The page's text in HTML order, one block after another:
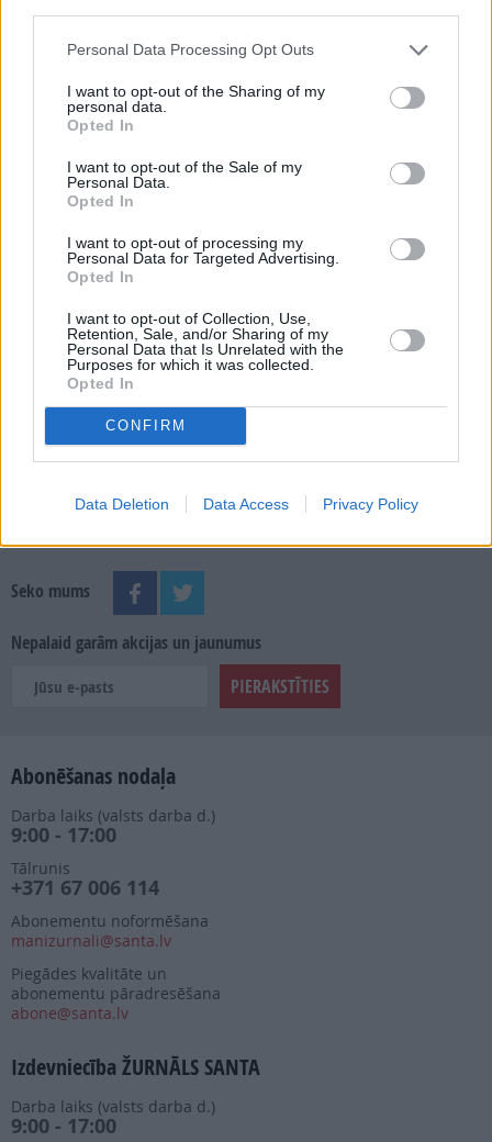
Personal Data Processing Opt Outs
I want to opt-out of the Sharing of my
personal data.
Opted In
I want to opt-out of the Sale of my
Personal Data.
Opted In
I want to opt-out of processing my
Personal Data for Targeted Advertising.
Opted In
I want to opt-out of Collection, Use,
Retention, Sale, and/or Sharing of my
Personal Data that Is Unrelated with the
Purposes for which it was collected.
Opted In
CONFIRM
Data Deletion Data Access Privacy Policy
E-izdevumu arhīvs
SKATĪT ŽURNĀLA ARHĪVU
Dalies
Seko mums
Nepalaid garām akcijas un jaunumus
Abonēšanas nodaļa
Darba laiks (valsts darba d.)
9:00 - 17:00
Tālrunis
+371 67 006 114
Abonementu noformēšana
manizurnali@santa.lv
Piegādes kvalitāte un
abonementu pāradresēšana
abone@santa.lv
Izdevniecība ŽURNĀLS SANTA
Darba laiks (valsts darba d.)
9:00 - 17:00